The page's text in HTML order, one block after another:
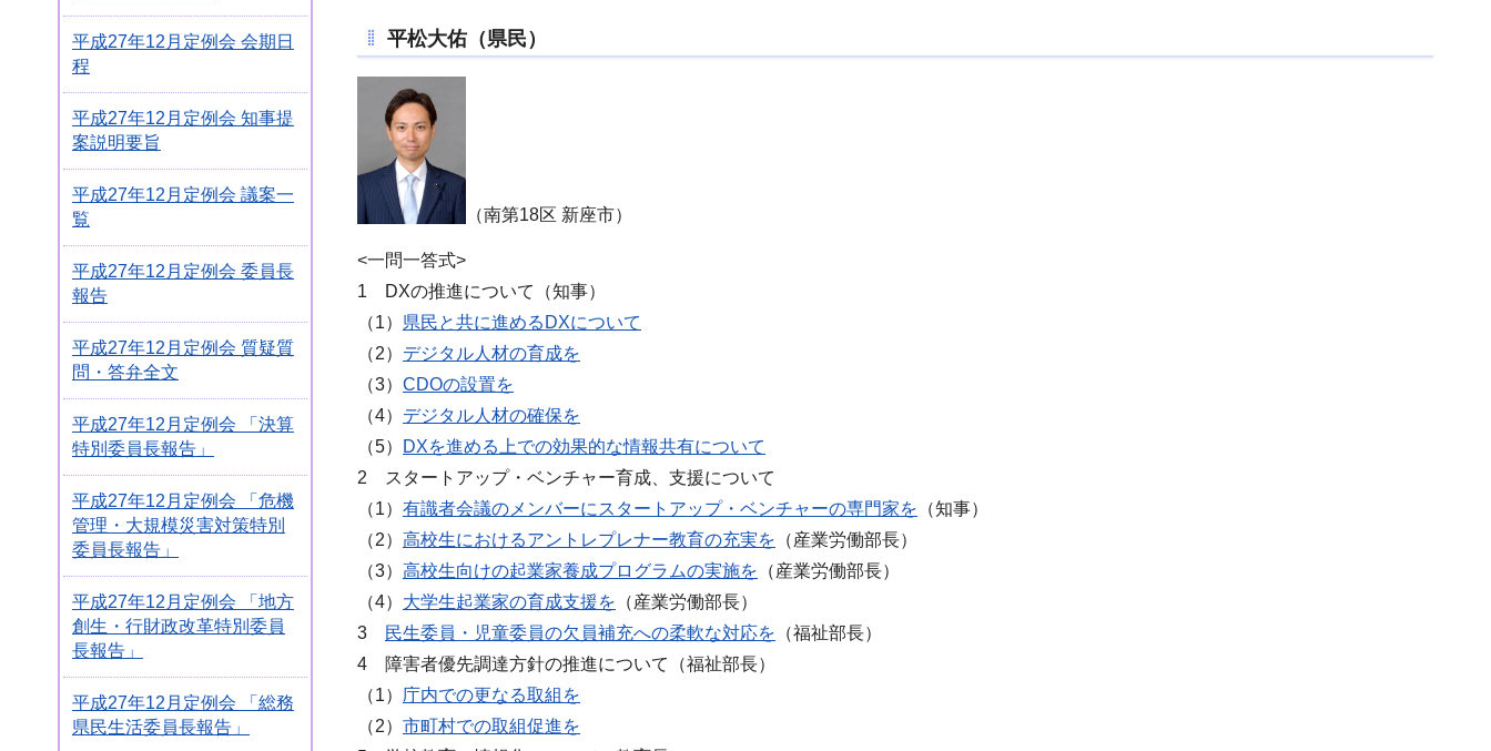
平成27年12月定例会 会期日
程
平成27年12月定例会 知事提
案説明要旨
平成27年12月定例会 議案一
覧
平成27年12月定例会 委員長
報告
平成27年12月定例会 質疑質
問・答弁全文
平成27年12月定例会 「決算
特別委員長報告」
平成27年12月定例会 「危機
管理・大規模災害対策特別
委員長報告」
平成27年12月定例会 「地方
創生・行財政改革特別委員
長報告」
平成27年12月定例会 「総務
県民生活委員長報告」
平松大佑（県民）
（南第18区 新座市）
<一問一答式>
1 DXの推進について（知事）
（1） 県民と共に進めるDXについて
（2） デジタル人材の育成を
（3） CDOの設置を
（4） デジタル人材の確保を
（5）
DXを進める上での効果的な情報共有について
2 スタートアップ・ベンチャー育成、支援について
（1） 有識者会議のメンバーにスタートアップ・ベンチャーの専門家を （知事）
（2） 高校生におけるアントレプレナー教育の充実を （産業労働部長）
（3） 高校生向けの起業家養成プログラムの実施を （産業労働部長）
（4） 大学生起業家の育成支援を （産業労働部長）
3
民生委員・児童委員の欠員補充への柔軟な対応を （福祉部長）
4 障害者優先調達方針の推進について（福祉部長）
（1） 庁内での更なる取組を
（2） 市町村での取組促進を